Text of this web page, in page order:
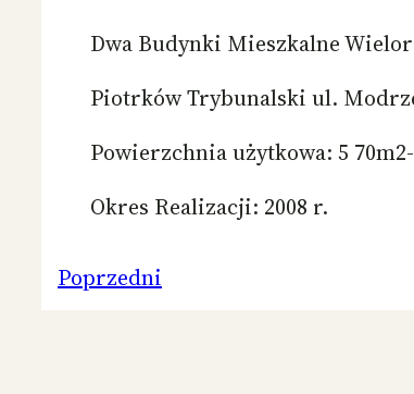
Dwa Budynki Mieszkalne
Piotrków Trybunalski ul.
Powierzchnia użytkowa: 5
Okres Realizacji: 2008 r.
Poprzedni